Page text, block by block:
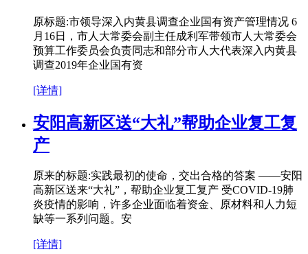
原标题:市领导深入内黄县调查企业国有资产管理情况 6
月16日，市人大常委会副主任成利军带领市人大常委会
预算工作委员会负责同志和部分市人大代表深入内黄县
调查2019年企业国有资
[详情]
安阳高新区送“大礼”帮助企业复工复
产
原来的标题:实践最初的使命，交出合格的答案 ——安阳
高新区送来“大礼”，帮助企业复工复产 受COVID-19肺
炎疫情的影响，许多企业面临着资金、原材料和人力短
缺等一系列问题。安
[详情]